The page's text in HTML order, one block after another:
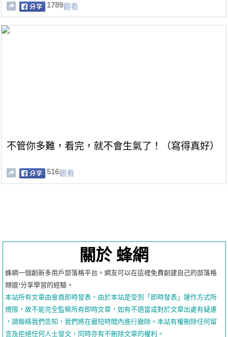
1789觀看
不管你多難，看完，就不會生氣了！（寫得真好）
516觀看
關於 蜂網
蜂網一個創新多用戶部落格平台。網友可以在這裡免費創建自己的部落格
頻道!分享學習的經驗。
本站所有文章由會員即時發表，由於本站是受到「即時發表」運作方式所
規限，故不能完全監察所有即時文章，如有不適當或對於文章出處有疑慮
，請聯絡我們告知，我們將在最短時間內進行撤除。本站有權刪除任何留
言及拒絕任何人士發文，同時亦有不刪除文章的權利。